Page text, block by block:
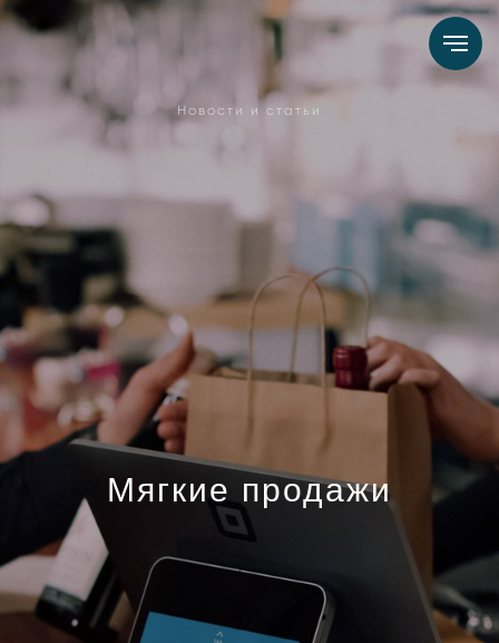
Мягкие продажи
Новости и статьи